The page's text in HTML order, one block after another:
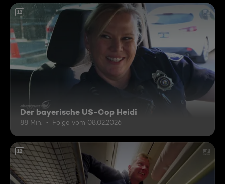
12
Der bayerische US-Cop Heidi
88 Min. Folge vom 08.02.2026
12